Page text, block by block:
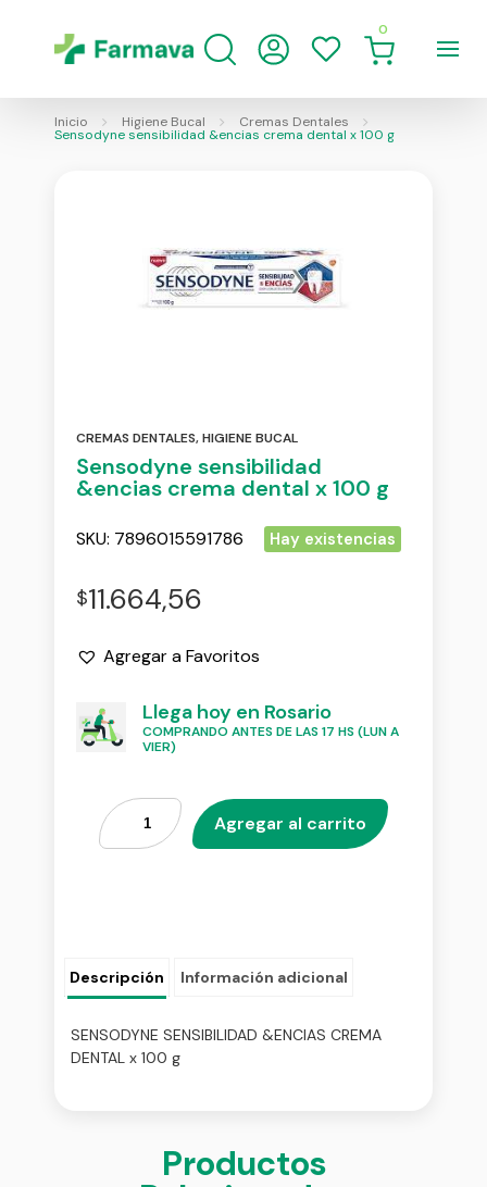
0
Inicio Higiene Bucal Cremas Dentales
Sensodyne sensibilidad &encias crema dental x 100 g
CREMAS DENTALES,HIGIENE BUCAL
Sensodyne sensibilidad
&encias crema dental x 100 g
SKU: 7896015591786 Hay existencias
$11.664,56
Agregar a Favoritos
Llega hoy en Rosario
COMPRANDO ANTES DE LAS 17 HS (LUN A
VIER)
Agregar al carrito
Descripción Información adicional
SENSODYNE SENSIBILIDAD &ENCIAS CREMA
DENTAL x 100 g
Productos